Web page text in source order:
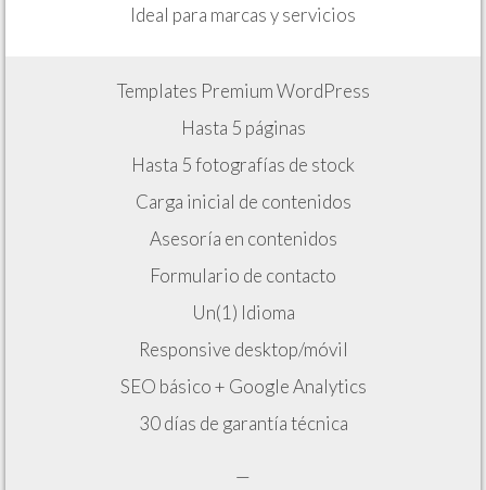
Ideal para marcas y servicios
Templates Premium WordPress
Hasta 5 páginas
Hasta 5 fotografías de stock
Carga inicial de contenidos
Asesoría en contenidos
Formulario de contacto
Un(1) Idioma
Responsive desktop/móvil
SEO básico + Google Analytics
30 días de garantía técnica
—